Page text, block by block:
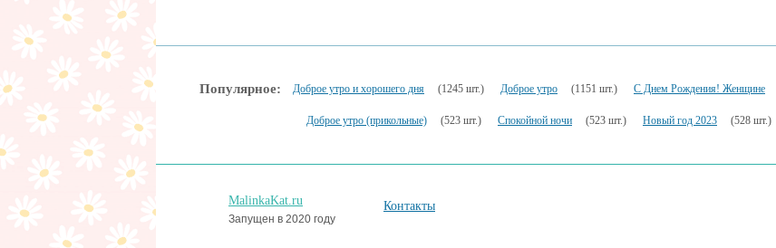
Популярное: Доброе утро и хорошего дня (1245 шт.) Доброе утро (1151 шт.) С Днем Рождения! Женщине
Доброе утро (прикольные) (523 шт.) Спокойной ночи (523 шт.) Новый год 2023 (528 шт.)
MalinkaKat.ru
Запущен в 2020 году
Контакты